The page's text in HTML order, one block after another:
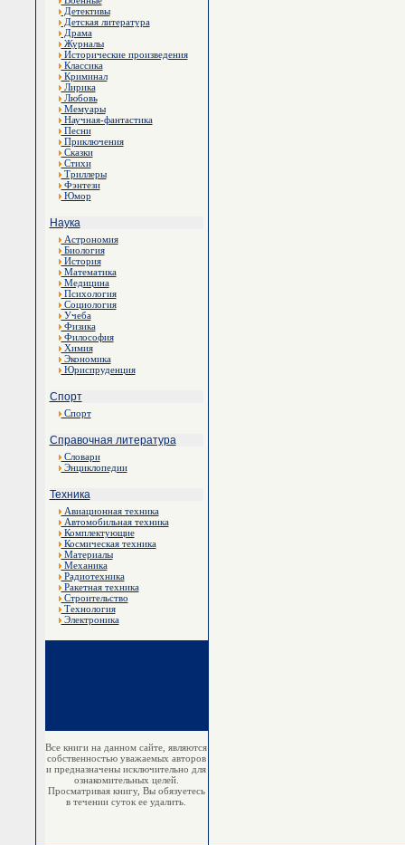
Детективы
Детская литература
Драма
Журналы
Исторические произведения
Классика
Криминал
Лирика
Любовь
Мемуары
Научная-фантастика
Песни
Приключения
Сказки
Стихи
Триллеры
Фэнтези
Юмор
Наука
Астрономия
Биология
История
Математика
Медицина
Психология
Социология
Учеба
Физика
Философия
Химия
Экономика
Юриспруденция
Спорт
Спорт
Справочная литература
Словари
Энциклопедии
Техника
Авиационная техника
Автомобильная техника
Комплектующие
Космическая техника
Материалы
Механика
Радиотехника
Ракетная техника
Строительство
Технология
Электроника
Все книги на данном сайте, являются
собственностью уважаемых авторов
и предназначены исключительно для
ознакомительных целей.
Просматривая книгу, Вы обязуетесь
в течении суток ее удалить.